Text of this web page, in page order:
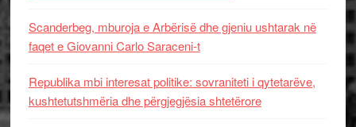
Scanderbeg, mburoja e Arbërisë dhe gjeniu ushtarak në
faqet e Giovanni Carlo Saraceni-t
Republika mbi interesat politike: sovraniteti i qytetarëve,
kushtetutshmëria dhe përgjegjësia shtetërore